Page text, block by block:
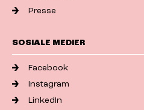
Presse
SOSIALE MEDIER
Facebook
Instagram
LinkedIn